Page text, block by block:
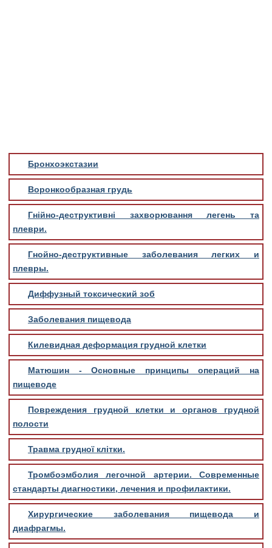
Бронхоэкстазии
Воронкообразная грудь
Гнійно-деструктивні захворювання легень та
плеври.
Гнойно-деструктивные заболевания легких и
плевры.
Диффузный токсический зоб
Заболевания пищевода
Килевидная деформация грудной клетки
Матюшин - Основные принципы операций на
пищеводе
Повреждения грудной клетки и органов грудной
полости
Травма грудної клітки.
Тромбоэмболия легочной артерии. Современные
стандарты диагностики, лечения и профилактики.
Хирургические заболевания пищевода и
диафрагмы.